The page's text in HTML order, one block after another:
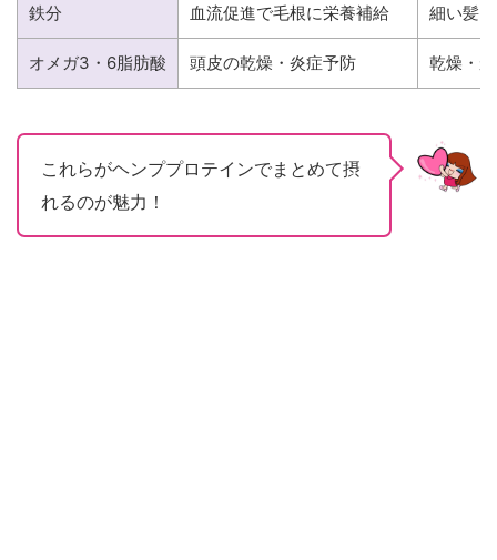
鉄分 血流促進で毛根に栄養補給 細い髪
オメガ3・6脂肪酸 頭皮の乾燥・炎症予防 乾燥・
これらがヘンププロテインでまとめて摂
れるのが魅力！